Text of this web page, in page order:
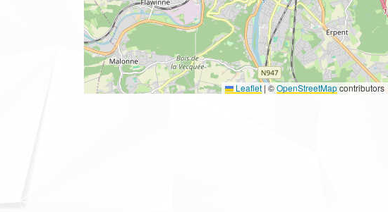
Leaflet| ©OpenStreetMapcontributors